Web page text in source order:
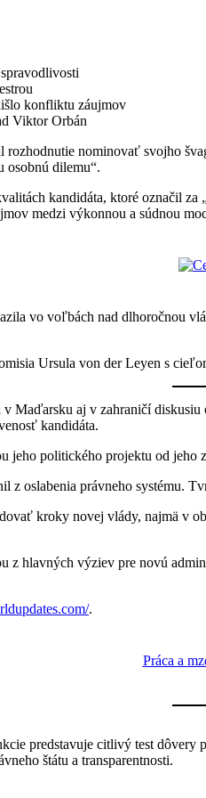
konfliktu záujmov
Viktor Orbán
nominovať svojho
osobnú dilemu“.
kandidáta, ktoré označil
medzi výkonnou a súdnou
vo voľbách nad dlhoročnou
Ursula von der Leyen s
Maďarsku aj v zahraničí
kandidáta.
jeho politického projektu od
oslabenia právneho systému.
kroky novej vlády, najmä
z hlavných výziev pre novú
.
predstavuje citlivý test
štátu a transparentnosti.